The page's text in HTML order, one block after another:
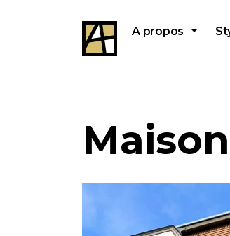
A propos